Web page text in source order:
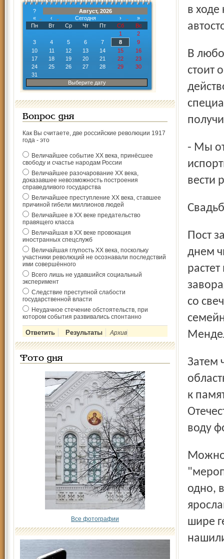
?
Август, 2026
«
‹ Сегодня ›
»
Пн
Вт Ср Чт Пт Сб
Вс
1
2
3
4 5 6 7 8
9
10
11 12 13 14 15
16
17
18 19 20 21 22
23
24
25 26 27 28 29
30
31
Выберите дату
Вопрос дня
Как Вы считаете, две российские революции 1917
года - это
Величайшее событие ХХ века, принёсшее
свободу и счастье народам России
Величайшее разочарование ХХ века,
доказавшее невозможность построения
справедливого государства
Величайшее преступление ХХ века, ставшее
причиной гибели миллионов людей
Величайшее в ХХ веке предательство
правящего класса
Величайшая в ХХ веке провокация
иностранных спецслужб
Величайшая глупость ХХ века, поскольку
участники революций не осознавали последствий
ими совершённого
Всего лишь не удавшийся социальный
эксперимент
Следствие преступной слабости
государственной власти
Неудачное стечение обстоятельств, при
котором события развивались спонтанно
Архив
Фото дня
Все фотографии
в ходе
В любом случае, считает М. И. Фролова, эту проблему
стоит
- Мы отработаем технологию. Жители увидят, что это не
вести
Пост закончился. Началась пора венчаний. С каждым
днем
со
Затем чисто ярославская традиция: проехать по
к
воду
Можно перечислять и перечислять те неписанные
одно,
шире